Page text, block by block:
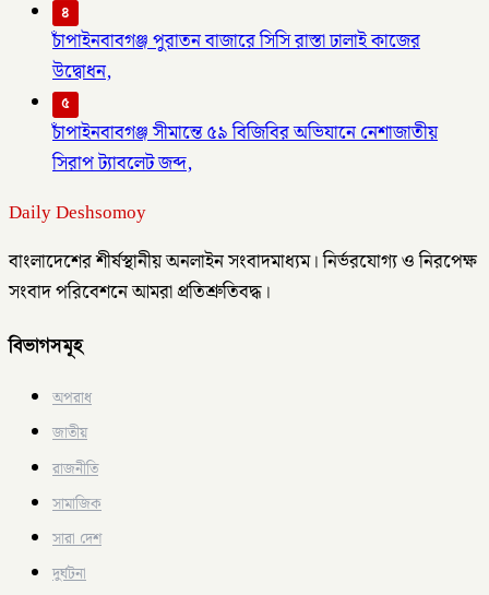
৪
চাঁপাইনবাবগঞ্জ পুরাতন বাজারে সিসি রাস্তা ঢালাই কাজের
উদ্বোধন,
৫
চাঁপাইনবাবগঞ্জ সীমান্তে ৫৯ বিজিবির অভিযানে নেশাজাতীয়
সিরাপ ট্যাবলেট জব্দ,
Daily Deshsomoy
বাংলাদেশের শীর্ষস্থানীয় অনলাইন সংবাদমাধ্যম। নির্ভরযোগ্য ও নিরপেক্ষ
সংবাদ পরিবেশনে আমরা প্রতিশ্রুতিবদ্ধ।
বিভাগসমূহ
অপরাধ
জাতীয়
রাজনীতি
সামাজিক
সারা দেশ
দুর্ঘটনা